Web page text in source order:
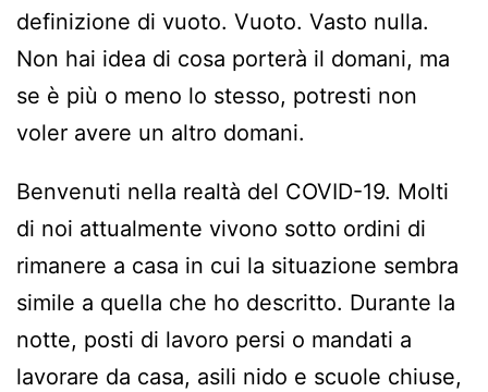
definizione di vuoto. Vuoto. Vasto nulla.
Non hai idea di cosa porterà il domani, ma
se è più o meno lo stesso, potresti non
voler avere un altro domani.
Benvenuti nella realtà del COVID-19. Molti
di noi attualmente vivono sotto ordini di
rimanere a casa in cui la situazione sembra
simile a quella che ho descritto. Durante la
notte, posti di lavoro persi o mandati a
lavorare da casa, asili nido e scuole chiuse,